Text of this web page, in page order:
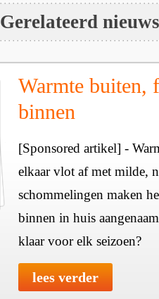
Gerelateerd nieuws
Warmte buiten,
binnen
[Sponsored artikel] -
elkaar vlot af met milde,
schommelingen maken
binnen in huis
klaar voor elk seizoen?
lees verder